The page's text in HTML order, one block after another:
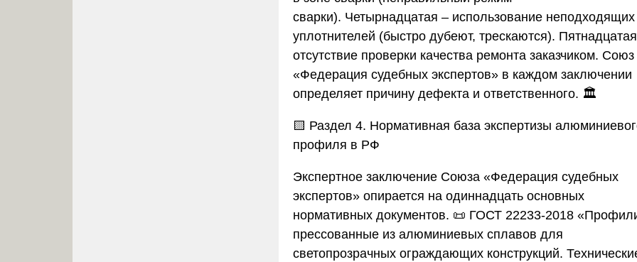
сварки). Четырнадцатая – использование неподходящих
уплотнителей (быстро дубеют, трескаются). Пятнадцатая
отсутствие проверки качества ремонта заказчиком. Союз
«Федерация судебных экспертов» в каждом заключении
определяет причину дефекта и ответственного. 🏛️
🟨 Раздел 4. Нормативная база экспертизы
профиля в РФ
Экспертное заключение Союза «Федерация судебных
экспертов» опирается на одиннадцать основных
нормативных документов. 📜 ГОСТ 22233-2018
прессованные из алюминиевых сплавов для
светопрозрачных ограждающих конструкций.